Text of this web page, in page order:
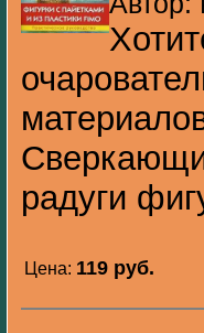
радуги
Цена: 119 pуб.